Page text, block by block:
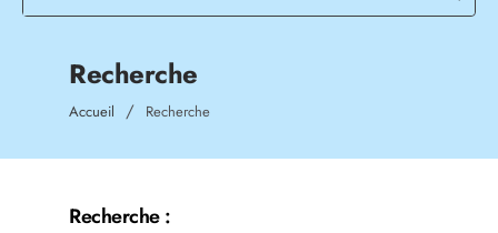
Recherche
Accueil homeRecherche
Recherche :